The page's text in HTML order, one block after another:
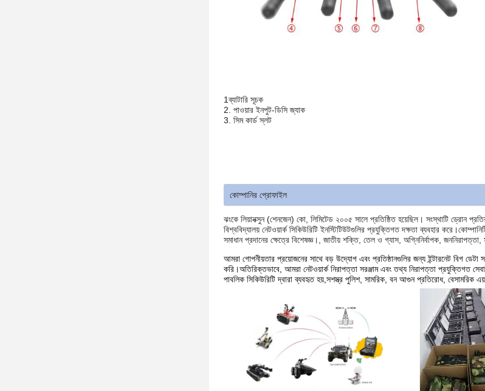
1ব্যাটারি সূচক
2. পাওয়ার ইনপুট-ডিসি জ্যাক
3. সিম কার্ড স্লট
কোম্পানির প্রোফাইল
ঝংকে লিয়ানক্সুন (শেনজেন) কো, লিমিটেড ২০০৫ সালে প্রতিষ্ঠিত হয়েছিল। সংস্থাটি ড্রোন
বিশ্ববিদ্যালয় নেটওয়ার্ক সিকিউরিটি ইনস্টিটিউটগুলির প্রযুক্তিগত দক্ষতা ব্যবহার
সমাধান প্রদানের ক্ষেত্রে বিশেষজ্ঞ।, জাতীয় শক্তি, তেল ও গ্যাস, অগ্নিনির্বাপক,
আমরা গোপনীয়তার প্রয়োজনের সাথে বড় উদ্যোগ এবং প্রতিষ্ঠানগুলির জন্য ইন্টারনেট বিগ
করি।অতিরিক্তভাবে, আমরা নেটওয়ার্ক নিরাপত্তা সরঞ্জাম এবং তথ্য নিরাপত্তা প্রযুক্তিগত
পাবলিক সিকিউরিটি দ্বারা ব্যবহৃত হয়,সশস্ত্র পুলিশ, সামরিক, বন আগুন প্রতিরোধ, বেসামরিক